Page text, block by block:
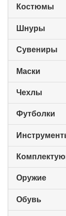
Костюмы
Шнуры
Сувениры
Маски
Чехлы
Футболки
Оружие
Обувь